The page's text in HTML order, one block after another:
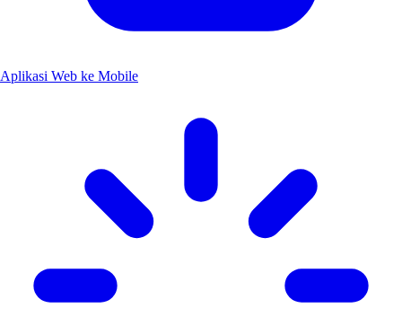
Aplikasi Web ke Mobile